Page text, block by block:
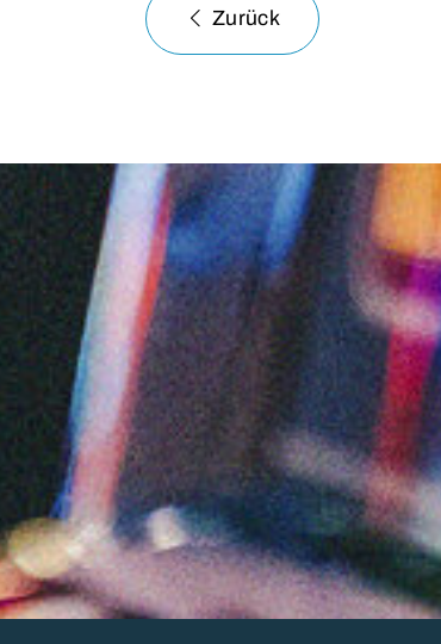
Zurück